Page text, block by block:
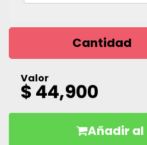
Cantidad
Valor
$ 44,900
Añadir